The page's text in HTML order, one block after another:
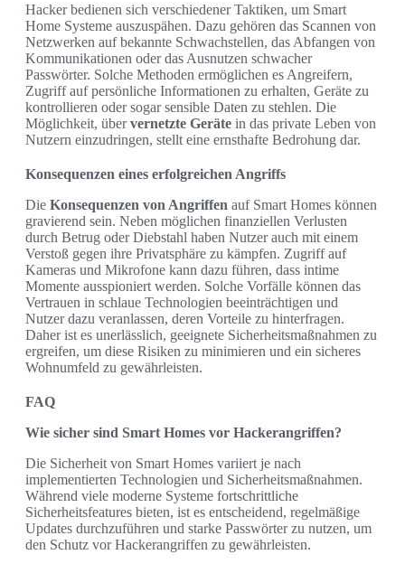
Hacker bedienen sich verschiedener Taktiken, um Smart
Home Systeme auszuspähen. Dazu gehören das Scannen von
Netzwerken auf bekannte Schwachstellen, das Abfangen von
Kommunikationen oder das Ausnutzen schwacher
Passwörter. Solche Methoden ermöglichen es Angreifern,
Zugriff auf persönliche Informationen zu erhalten, Geräte zu
kontrollieren oder sogar sensible Daten zu stehlen. Die
Möglichkeit, übervernetzte Geräte in das private Leben von
Nutzern einzudringen, stellt eine ernsthafte Bedrohung dar.
Konsequenzen eines erfolgreichen Angriffs
Die Konsequenzen von Angriffen auf Smart Homes können
gravierend sein. Neben möglichen finanziellen Verlusten
durch Betrug oder Diebstahl haben Nutzer auch mit einem
Verstoß gegen ihre Privatsphäre zu kämpfen. Zugriff auf
Kameras und Mikrofone kann dazu führen, dass intime
Momente ausspioniert werden. Solche Vorfälle können das
Vertrauen in schlaue Technologien beeinträchtigen und
Nutzer dazu veranlassen, deren Vorteile zu hinterfragen.
Daher ist es unerlässlich, geeignete Sicherheitsmaßnahmen zu
ergreifen, um diese Risiken zu minimieren und ein sicheres
Wohnumfeld zu gewährleisten.
FAQ
Wie sicher sind Smart Homes vor Hackerangriffen?
Die Sicherheit von Smart Homes variiert je nach
implementierten Technologien und Sicherheitsmaßnahmen.
Während viele moderne Systeme fortschrittliche
Sicherheitsfeatures bieten, ist es entscheidend, regelmäßige
Updates durchzuführen und starke Passwörter zu nutzen, um
den Schutz vor Hackerangriffen zu gewährleisten.